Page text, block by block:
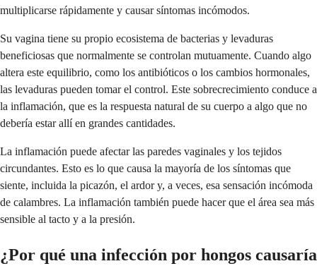
multiplicarse rápidamente y causar síntomas incómodos.
Su vagina tiene su propio ecosistema de bacterias y levaduras
beneficiosas que normalmente se controlan mutuamente. Cuando algo
altera este equilibrio, como los antibióticos o los cambios hormonales,
las levaduras pueden tomar el control. Este sobrecrecimiento conduce a
la inflamación, que es la respuesta natural de su cuerpo a algo que no
debería estar allí en grandes cantidades.
La inflamación puede afectar las paredes vaginales y los tejidos
circundantes. Esto es lo que causa la mayoría de los síntomas que
siente, incluida la picazón, el ardor y, a veces, esa sensación incómoda
de calambres. La inflamación también puede hacer que el área sea más
sensible al tacto y a la presión.
¿Por qué una infección por hongos causaría